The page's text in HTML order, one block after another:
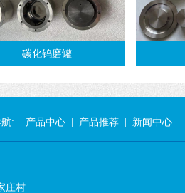
碳化钨磨罐
航: 产品中心 产品推荐 新闻中心
庄村